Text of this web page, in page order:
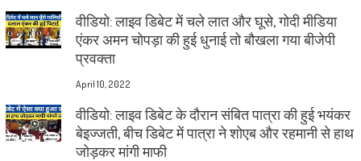
वीडियो: लाइव डिबेट में चले लात और घूसे, गोदी मीडिया
एंकर अमन चोपड़ा की हुई धुनाई तो बौखला गया बीजेपी
प्रवक्ता
April 10, 2022
वीडियो: लाइव डिबेट के दौरान संबित पात्रा की हुई भयंकर
बेइज्जती, बीच डिबेट में पात्रा ने शोएब और रहमानी से हाथ
जोड़कर मांगी माफी